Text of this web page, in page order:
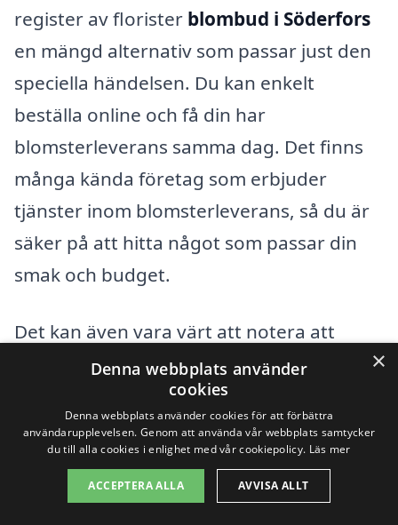
register av florister blombud i Söderfors
en mängd alternativ som passar just den
speciella händelsen. Du kan enkelt
beställa online och få din har
blomsterleverans samma dag. Det finns
många kända företag som erbjuder
tjänster inom blomsterleverans, så du är
säker på att hitta något som passar din
smak och budget.
Det kan även vara värt att notera att
blommor bär med sig olika betydelser. Till
exempel fungerar rosor ofta som
symboler för kärlek och respekt, medan
liljor kan representera renhet och oskuld.
Genom att välja rätt sort blommor kan du
×
Denna webbplats använder
cookies
Denna webbplats använder cookies för att förbättra
användarupplevelsen. Genom att använda vår webbplats samtycker
du till alla cookies i enlighet med vår cookiepolicy. Läs mer
ACCEPTERA ALLA AVVISA ALLT